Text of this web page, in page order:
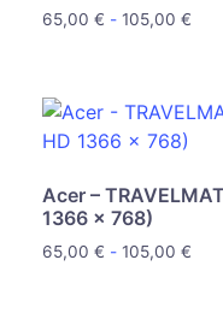
65,00 € - 105,00 €
Acer –
1366 x 768)
65,00 € - 105,00 €